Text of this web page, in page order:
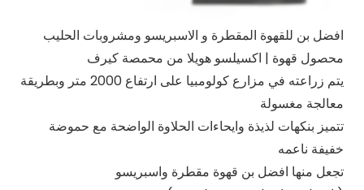
افضل بن للقهوة المقطرة و الاسبريسو ومشروبات الحليب
محصول قهوة | اكسيلسو هويلا من محمصة كيرف
يتم زراعته في مزارع كولومبيا على ارتفاع 2000 متر وبطريقة
معالجة مغسولة
تتميز بنكهات لذيذة وايحاءات الحلاوة الواضحة مع حموضة
خفيفة ناعمه
تجعل منها افضل بن قهوة مقطرة واسبريسو